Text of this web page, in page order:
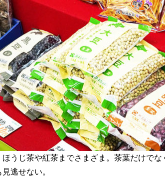
うじ茶や紅茶までさまざま。茶葉だけで
逃せない。